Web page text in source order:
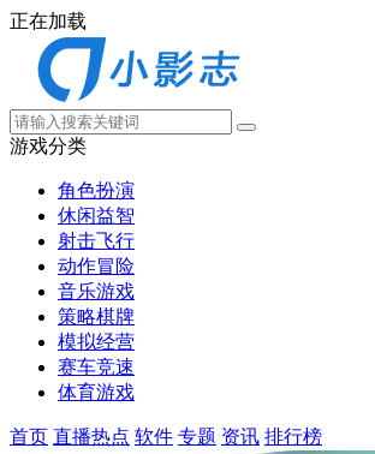
正在加载
游戏分类
角色扮演
休闲益智
射击飞行
动作冒险
音乐游戏
策略棋牌
模拟经营
赛车竞速
体育游戏
首页 直播热点 软件 专题 资讯 排行榜